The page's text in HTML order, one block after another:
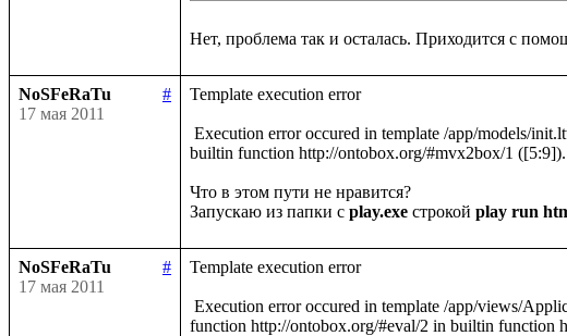
NoSFeRaTu
#
17 мая 2011
Template execution error
builtin function http://ontobox.org/#mvx2box/1 ([5:9]).
Что в этом пути не нравится?
Запускаю из папки с play.exe строкой play run
NoSFeRaTu
#
17 мая 2011
Template execution error
function http://ontobox.org/#eval/2 in builtin function